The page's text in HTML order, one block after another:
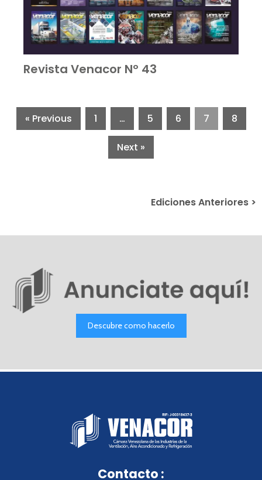
Revista Venacor Nº 43
« Previous 1 … 5 6 7 8
Next »
Ediciones Anteriores >
Descubre como hacerlo
Contacto :